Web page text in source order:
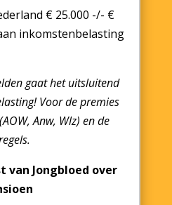
€ 25.000 -/- €
inkomstenbelasting
gaat het uitsluitend
Voor de premies
Anw, Wlz) en de
van Jongbloed over